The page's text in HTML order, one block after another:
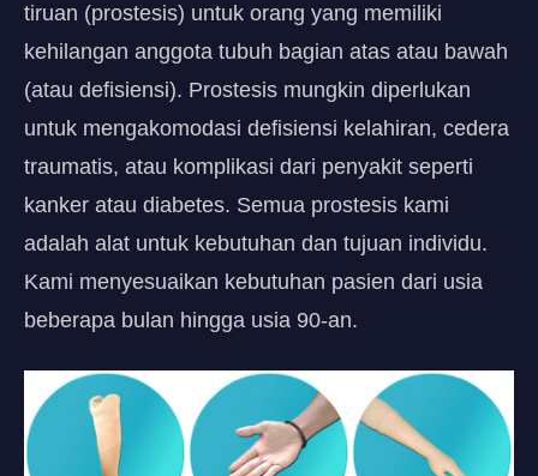
tiruan (prostesis) untuk orang yang memiliki
kehilangan anggota tubuh bagian atas atau bawah
(atau defisiensi). Prostesis mungkin diperlukan
untuk mengakomodasi defisiensi kelahiran, cedera
traumatis, atau komplikasi dari penyakit seperti
kanker atau diabetes. Semua prostesis kami
adalah alat untuk kebutuhan dan tujuan individu.
Kami menyesuaikan kebutuhan pasien dari usia
beberapa bulan hingga usia 90-an.